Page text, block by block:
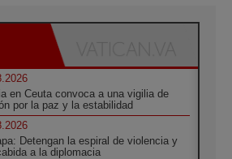
en Ceuta convoca a una vigilia de
por la paz y la estabilidad
Detengan la espiral de violencia y
a la diplomacia